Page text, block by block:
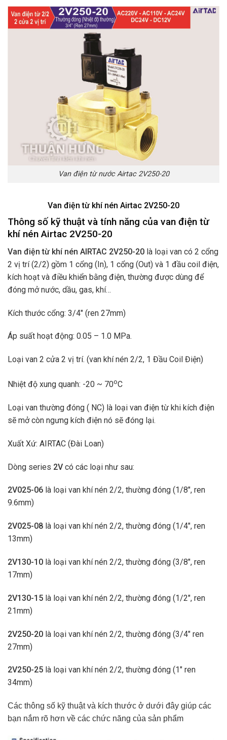
Van điện từ nước Airtac 2V250-20
Van điện từ khí nén Airtac 2V250-20
Thông số kỹ thuật và tính năng của van điện từ
khí nén Airtac 2V250-20
Van điện từ khí nén AIRTAC 2V250-20 là loại van có 2 cổng
2 vị trí (2/2) gồm 1 cổng (In), 1 cổng (Out) và 1 đầu coil điện,
kích hoạt và điều khiển bằng điện, thường được dùng để
đóng mở nước, dầu, gas, khí…
Kích thước cổng: 3/4″ (ren 27mm)
Áp suất hoạt động: 0.05 – 1.0 MPa.
Loại van 2 cửa 2 vị trí. (van khí nén 2/2, 1 Đầu Coil Điện)
Nhiệt độ xung quanh: -20 ~ 70oC
Loại van thường đóng ( NC) là loại van điện từ khi kích điện
sẽ mở còn ngưng kích điện nó sẽ đóng lại.
Xuất Xứ: AIRTAC (Đài Loan)
Dòng series 2V có các loại như sau:
2V025-06 là loại van khí nén 2/2, thường đóng (1/8″, ren
9.6mm)
2V025-08 là loại van khí nén 2/2, thường đóng (1/4″, ren
13mm)
2V130-10 là loại van khí nén 2/2, thường đóng (3/8″, ren
17mm)
2V130-15 là loại van khí nén 2/2, thường đóng (1/2″, ren
21mm)
2V250-20 là loại van khí nén 2/2, thường đóng (3/4″ ren
27mm)
2V250-25 là loại van khí nén 2/2, thường đóng (1″ ren
34mm)
Các thông số kỹ thuật và kích thước ở dưới đây giúp các
bạn nắm rõ hơn về các chức năng của sản phẩm